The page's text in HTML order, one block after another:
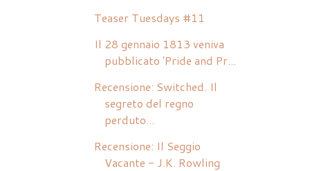
Teaser Tuesdays #11
Il 28 gennaio 1813 veniva
pubblicato 'Pride and Pr...
Recensione: Switched. Il
segreto del regno
perduto...
Recensione: Il Seggio
Vacante - J.K. Rowling